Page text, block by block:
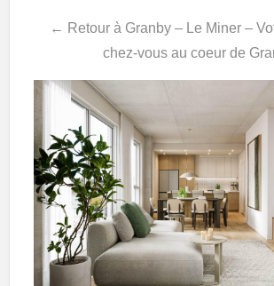
← Retour à Granby – Le Miner –
chez-vous au coeur de